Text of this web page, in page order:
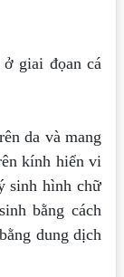
giai đọan cá
da và mang
kính hiển vi
sinh hình chữ
bằng cách
dung dịch